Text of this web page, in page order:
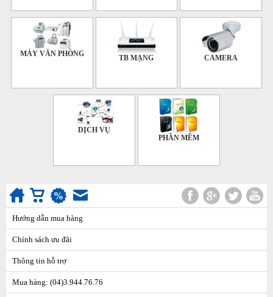
MÁY VĂN PHÒNG TB MẠNG CAMERA
DỊCH VỤ
PHẦN MỀM
Hướng dẫn mua hàng
Chính sách ưu đãi
Thông tin hỗ trợ
Mua hàng: (04)3.944.76.76